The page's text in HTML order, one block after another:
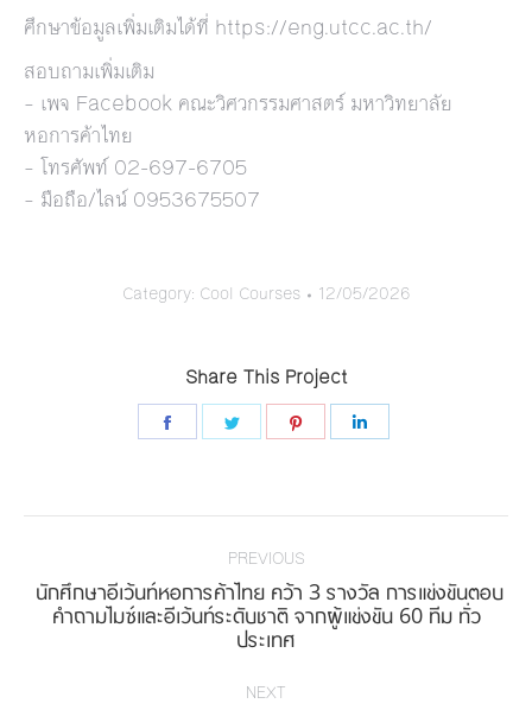
ศึกษาข้อมูลเพิ่มเติมได้ที่ https://eng.utcc.ac.th/
สอบถามเพิ่มเติม
– เพจ Facebook คณะวิศวกรรมศาสตร์ มหาวิทยาลัย
หอการค้าไทย
– โทรศัพท์ 02-697-6705
– มือถือ/ไลน์ 0953675507
Category: Cool Courses 12/05/2026
Share This Project
Share
Share
Share
PREVIOUS
Previous
project:
นักศึกษาอีเว้นท์หอการค้าไทย คว้า 3 รางวัล การแข่งขันตอบ
คำถามไมซ์และอีเว้นท์ระดับชาติ จากผู้แข่งขัน 60 ทีม ทั่ว
ประเทศ
NEXT